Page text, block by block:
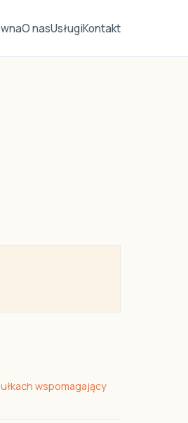
O nasUsługiKontakt
wspomagający